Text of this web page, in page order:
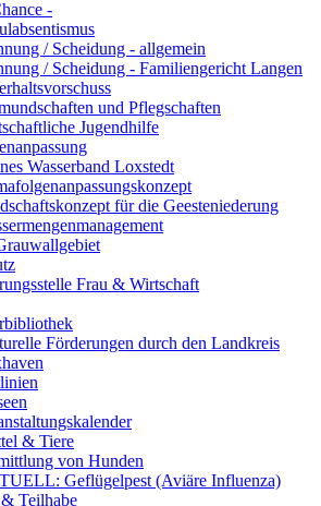
-
/ Scheidung - allgemein
/ Scheidung - Familiengericht Langen
und Pflegschaften
Jugendhilfe
Wasserband Loxstedt
für die Geesteniederung
Frau & Wirtschaft
Förderungen durch den Landkreis
& Tiere
von Hunden
Geflügelpest (Aviäre Influenza)
Teilhabe